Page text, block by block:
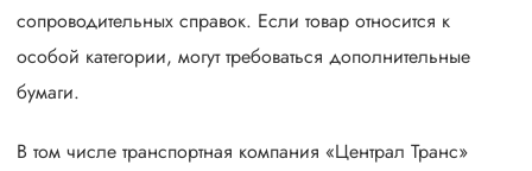
сопроводительных справок. Если товар относится к
особой категории, могут требоваться дополнительные
бумаги.
В том числе транспортная компания «Централ Транс»